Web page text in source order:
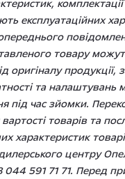
комплектації
експлуатаційних
товару
оригіналу продукції,
та налаштувань
під час зйомки.
товарів та
характеристик
центру
044 591 71 71. Перед